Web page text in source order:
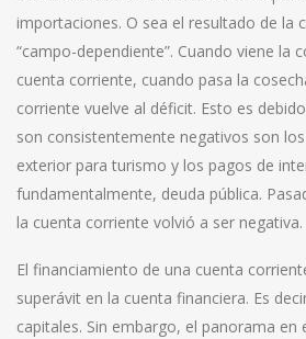
importaciones. O sea el resultado de la
“campo-dependiente”. Cuando viene la
cuenta corriente, cuando pasa la
corriente vuelve al déficit. Esto es
son consistentemente negativos son
exterior para turismo y los pagos de
fundamentalmente, deuda pública.
la cuenta corriente volvió a ser negativa.
El financiamiento de una cuenta
superávit en la cuenta financiera. Es
capitales. Sin embargo, el panorama